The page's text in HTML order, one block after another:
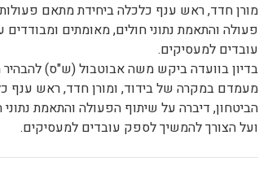
מורן חדד, ראש ענף כלכלה ביחידת מתאם
פעולה והתאמת נתוני חולים, מאומתים
עובדים למעסיקים.
בדיון בוועדה ביקש משה אבוטבול (ש"ס) להבהיר
מעמדם במקרה של בידוד, ומורן חדד, ראש
הביטחון, דיברה על שיתוף הפעולה והתאמת
ועל הצורך להמשיך לספק עובדים למעסיקים.